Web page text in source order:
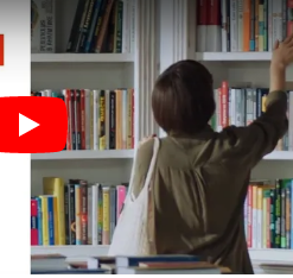
Play